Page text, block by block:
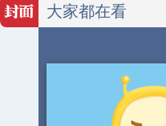
大家都在看